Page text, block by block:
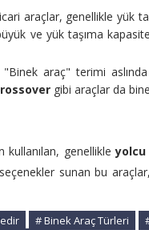
araçlar, genellikle yük
ve yük taşıma
"Binek araç" terimi
gibi araçlar da
kullanılan, genellikleyolcu
sunan bu
# Binek Araç Türleri